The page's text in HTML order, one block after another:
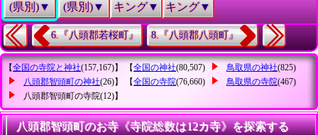
(県別)▼
(県別)▼
キング▼
キング▼
6.『八頭郡若桜町』 8.『八頭郡八頭町』
【全国の寺院と神社(157,167)】 【全国の神社(80,507) 鳥取県の神社(825)
八頭郡智頭町の神社(26)】 【全国の寺院(76,660) 鳥取県の寺院(467)
八頭郡智頭町の寺院(12)】
八頭郡智頭町のお寺《寺院総数は12カ寺》を探索する